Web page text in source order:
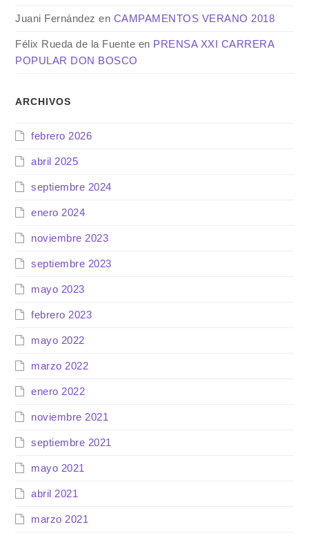
Juani Fernández en CAMPAMENTOS VERANO 2018
Félix Rueda de la Fuente en PRENSA XXI CARRERA
POPULAR DON BOSCO
ARCHIVOS
febrero 2026
abril 2025
septiembre 2024
enero 2024
noviembre 2023
septiembre 2023
mayo 2023
febrero 2023
mayo 2022
marzo 2022
enero 2022
noviembre 2021
septiembre 2021
mayo 2021
abril 2021
marzo 2021